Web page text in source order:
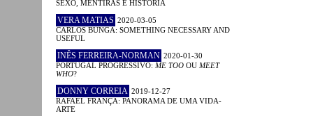
SEXO, MENTIRAS E HISTÓRIA
VERA MATIAS 2020-03-05
CARLOS BUNGA: SOMETHING NECESSARY AND
USEFUL
INÊS FERREIRA-NORMAN 2020-01-30
PORTUGAL PROGRESSIVO: ME TOO OU MEET
WHO?
DONNY CORREIA 2019-12-27
RAFAEL FRANÇA: PANORAMA DE UMA VIDA-
ARTE